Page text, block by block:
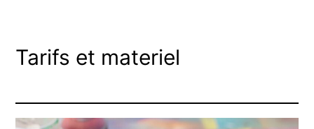
Tarifs et materiel